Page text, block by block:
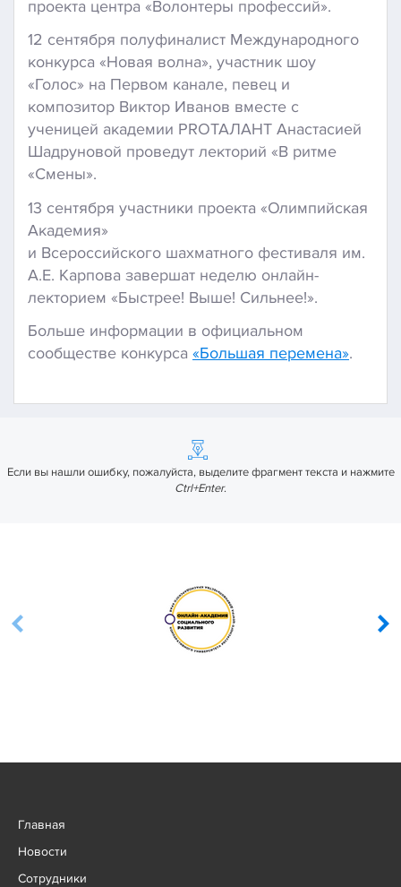
проекта центра «Волонтеры профессий».
12 сентября полуфиналист Международного
конкурса «Новая волна», участник шоу
«Голос» на Первом канале, певец и
композитор Виктор Иванов вместе с
ученицей академии PROТАЛАНТ Анастасией
Шадруновой проведут лекторий «В ритме
«Смены».
13 сентября участники проекта «Олимпийская
Академия»
и Всероссийского шахматного фестиваля им.
А.Е. Карпова завершат неделю онлайн-
лекторием «Быстрее! Выше! Сильнее!».
Больше информации в официальном
сообществе конкурса «Большая перемена».
Если вы нашли ошибку, пожалуйста, выделите фрагмент текста и нажмите
Ctrl+Enter.
Главная
Новости
Сотрудники